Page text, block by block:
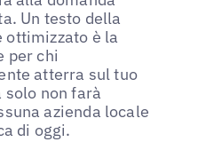
Un testo della
ottimizzato è la
per chi
atterra sul tuo
solo non farà
azienda locale
di oggi.